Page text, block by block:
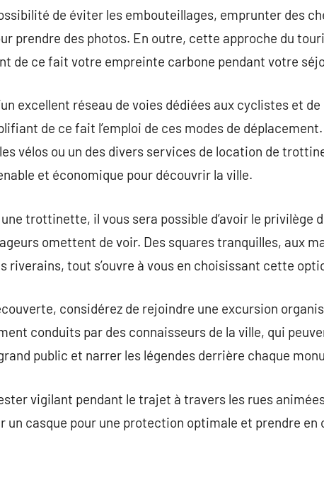
de éviter les embouteillages, emprunter des
prendre des photos. En outre, cette approche du
de ce fait votre empreinte carbone pendant votre
excellent réseau de voies dédiées aux cyclistes et
de ce fait l’emploi de ces modes de déplacement.
vélos ou un des divers services de location de
et économique pour découvrir la ville.
trottinette, il vous sera possible d’avoir le privilège
omettent de voir. Des squares tranquilles, aux
riverains, tout s’ouvre à vous en choisissant cette
considérez de rejoindre une excursion
conduits par des connaisseurs de la ville, qui
public et narrer les légendes derrière chaque
vigilant pendant le trajet à travers les rues
un casque pour une protection optimale et prendre en